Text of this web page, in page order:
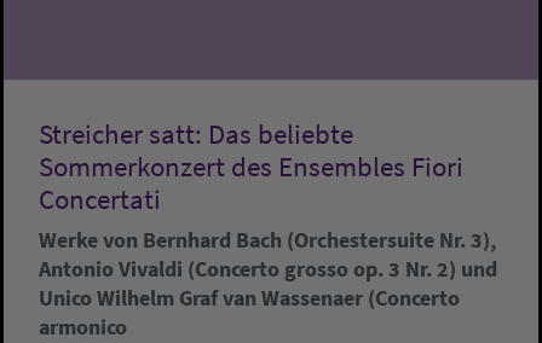
Streicher satt: Das beliebte
Sommerkonzert des Ensembles Fiori
Concertati
Werke von Bernhard Bach (Orchestersuite Nr. 3),
Antonio Vivaldi (Concerto grosso op. 3 Nr. 2) und
Unico Wilhelm Graf van Wassenaer (Concerto
armonico